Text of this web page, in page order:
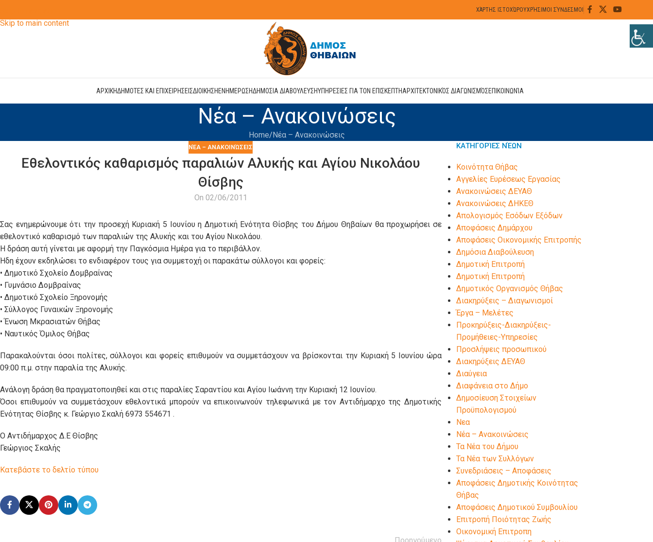
Skip to main content
ΧΆΡΤΗΣ ΙΣΤΟΧΏΡΟΥΧΡΉΣΙΜΟΙ ΣΎΝΔΕΣΜΟΙ
ΑΡΧΙΚΗΔΗΜΟΤΕΣ ΚΑΙ ΕΠΙΧΕΙΡΗΣΕΙΣΔΙΟΙΚΗΣΗΕΝΗΜΕΡΩΣΗΔΗΜΟΣΙΑ ΔΙΑΒΟΥΛΕΥΣΗΥΠΗΡΕΣΙΕΣ ΓΙΑ ΤΟΝ ΕΠΙΣΚΕΠΤΗΑΡΧΙΤΕΚΤΟΝΙΚΌΣ ΔΙΑΓΩΝΙΣΜΌΣΕΠΙΚΟΙΝΩΝΊΑ
Νέα – Ανακοινώσεις
Home Νέα – Ανακοινώσεις
ΝΈΑ – ΑΝΑΚΟΙΝΏΣΕΙΣ
Εθελοντικός καθαρισμός παραλιών Αλυκής και Αγίου Νικολάου
Θίσβης
On 02/06/2011
Σας ενημερώνουμε ότι την προσεχή Κυριακή 5 Ιουνίου η Δημοτική Ενότητα Θίσβης του Δήμου Θηβαίων θα προχωρήσει σε
εθελοντικό καθαρισμό των παραλιών της Αλυκής και του Αγίου Νικολάου.
Η δράση αυτή γίνεται με αφορμή την Παγκόσμια Ημέρα για το περιβάλλον.
Ήδη έχουν εκδηλώσει το ενδιαφέρον τους για συμμετοχή οι παρακάτω σύλλογοι και φορείς:
• Δημοτικό Σχολείο Δομβραίνας
• Γυμνάσιο Δομβραίνας
• Δημοτικό Σχολείο Ξηρονομής
• Σύλλογος Γυναικών Ξηρονομής
• Ένωση Μκρασιατών Θήβας
• Ναυτικός Όμιλος Θήβας
Παρακαλούνται όσοι πολίτες, σύλλογοι και φορείς επιθυμούν να συμμετάσχουν να βρίσκονται την Κυριακή 5 Ιουνίου ώρα
09:00 π.μ. στην παραλία της Αλυκής.
Ανάλογη δράση θα πραγματοποιηθεί και στις παραλίες Σαραντίου και Αγίου Ιωάννη την Κυριακή 12 Ιουνίου.
Όσοι επιθυμούν να συμμετάσχουν εθελοντικά μπορούν να επικοινωνούν τηλεφωνικά με τον Αντιδήμαρχο της Δημοτικής
Ενότητας Θίσβης κ. Γεώργιο Σκαλή 6973 554671 .
Ο Αντιδήμαρχος Δ.Ε Θίσβης
Γεώργιος Σκαλής
Κατεβάστε το δελτίο τύπου
Προηγούμενο
ΚΑΤΗΓΟΡΊΕΣ ΝΈΩΝ
Kοινότητα Θήβας
Αγγελίες Ευρέσεως Εργασίας
Ανακοινώσεις ΔΕΥΑΘ
Ανακοινώσεις ΔΗΚΕΘ
Απολογισμός Εσόδων Εξόδων
Αποφάσεις Δημάρχου
Αποφάσεις Οικονομικής Επιτροπής
Δημόσια Διαβούλευση
Δημοτική Επιτροπή
Δημοτική Επιτροπή
Δημοτικός Οργανισμός Θήβας
Διακηρύξεις – Διαγωνισμοί
Έργα – Μελέτες
Προκηρύξεις-Διακηρύξεις-
Προμήθειες-Υπηρεσίες
Προσλήψεις προσωπικού
Διακηρύξεις ΔΕΥΑΘ
Διαύγεια
Διαφάνεια στο Δήμο
Δημοσίευση Στοιχείων
Προϋπολογισμού
Νεα
Νέα – Ανακοινώσεις
Τα Νέα του Δήμου
Τα Νέα των Συλλόγων
Συνεδριάσεις – Αποφάσεις
Αποφάσεις Δημοτικής Κοινότητας
Θήβας
Αποφάσεις Δημοτικού Συμβουλίου
Επιτροπή Ποιότητας Ζωής
Οικονομική Επιτροπη